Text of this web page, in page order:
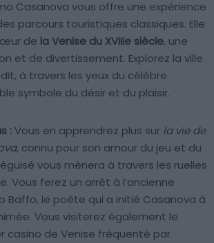
Casanova vous offre une expérience
parcours touristiques classiques. Elle
de la Venise du XVIIIe siècle, une
et de divertissement. Explorez la ville
à travers les yeux du célèbre
symbole du désir et du plaisir.
:Vous en apprendrez plus sur la vie de
, connu pour son amour du jeu et du
vous mènera à travers les ruelles
Vous ferez un arrêt à l’ancienne
Baffo, le poète qui a initié Casanova à
Vous visiterez également le
casino de Venise fréquenté par